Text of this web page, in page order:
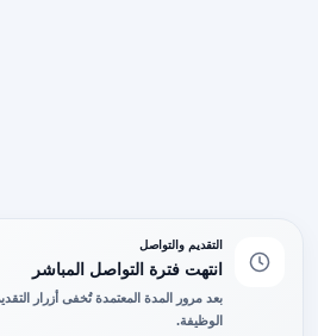
التقديم والتواصل
انتهت فترة التواصل المباشر
بعد مرور المدة المعتمدة تُخفى أزرار
الوظيفة.